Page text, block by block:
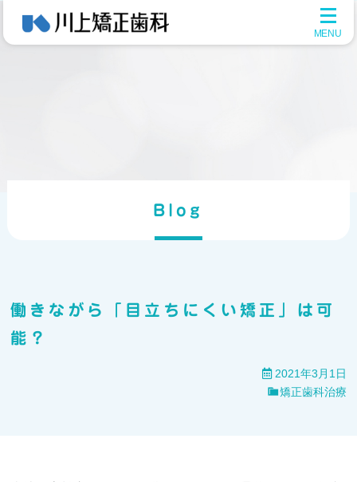
ニ
Blog
働きながら「目立ちにくい矯正」は可
能？
2021年3月1日
矯正歯科治療